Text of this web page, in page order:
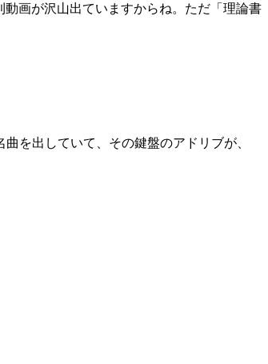
画が沢山出ていますからね。ただ「理論書
を出していて、その鍵盤のアドリブが、